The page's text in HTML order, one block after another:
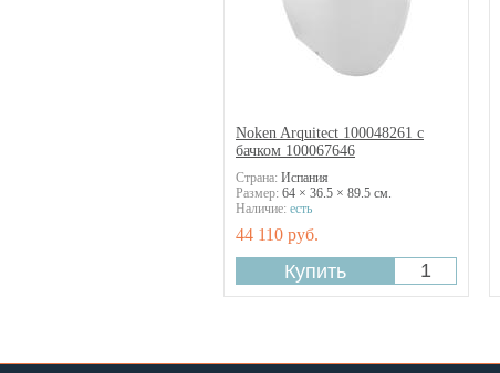
Noken Arquitect 100048261 с
бачком 100067646
Страна: Испания
Размер: 64 × 36.5 × 89.5 см.
Наличие: есть
44 110 руб.